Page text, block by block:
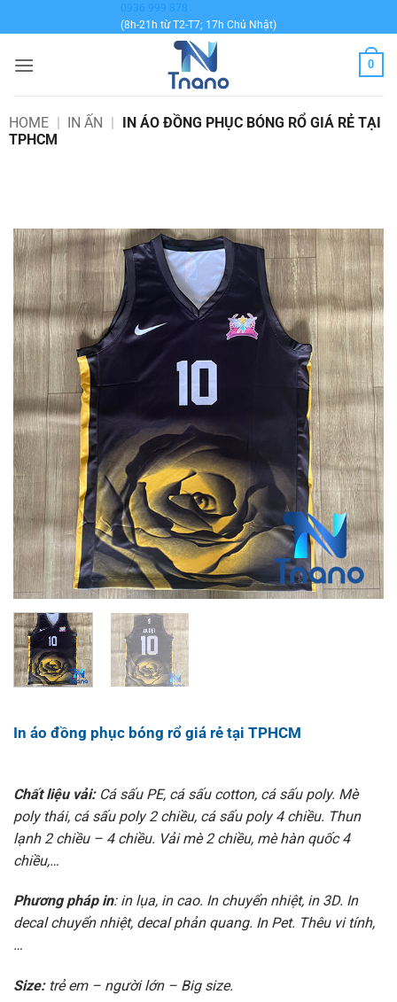
qua
dung
0936 999 878
(8h-21h từ T2-T7; 17h Chủ Nhật)
0
HOME | IN ẤN | IN ÁO ĐỒNG PHỤC BÓNG RỔ GIÁ RẺ TẠI
TPHCM
In áo đồng phục bóng rổ giá rẻ tại TPHCM
Chất liệu vải:Cá sấu PE, cá sấu cotton, cá sấu poly. Mè
poly thái, cá sấu poly 2 chiều, cá sấu poly 4 chiều. Thun
lạnh 2 chiều – 4 chiều. Vải mè 2 chiều, mè hàn quốc 4
chiều,…
Phương pháp in: in lụa, in cao. In chuyển nhiệt, in 3D. In
decal chuyển nhiệt, decal phản quang. In Pet. Thêu vi tính,
…
Size:trẻ em – người lớn – Big size.